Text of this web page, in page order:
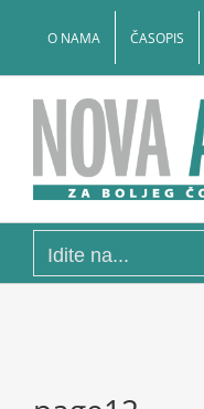
O NAMA ČASOPIS
Idite na...